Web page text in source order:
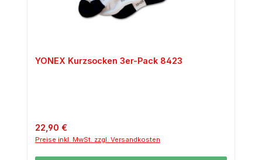
YONEX Kurzsocken 3er-Pack 8423
Regulärer Preis:
22,90 €
Preise inkl. MwSt. zzgl. Versandkosten